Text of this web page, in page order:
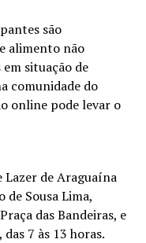
são
alimento não
situação de
comunidade do
online pode levar o
de Araguaína
de Sousa Lima,
das Bandeiras, e
7 às 13 horas.